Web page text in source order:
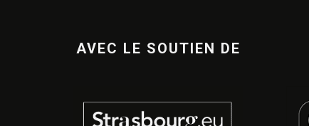
AVEC LE SOUTIEN DE